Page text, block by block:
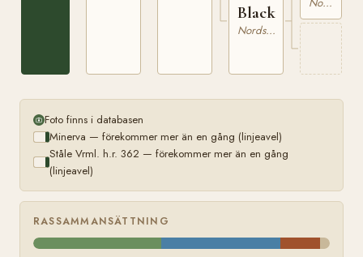
Blacka
Nordsvensk Brukshäst
Foto finns i databasen
Minerva — förekommer mer än en gång (linjeavel)
Ståle Vrml. h.r. 362 — förekommer mer än en gång
(linjeavel)
RASSAMMANSÄTTNING